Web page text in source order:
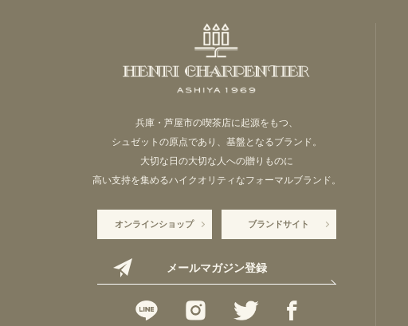
兵庫・芦屋市の喫茶店に起源をもつ、
シュゼットの原点であり、基盤となるブランド。
大切な日の大切な人への贈りものに
高い支持を集めるハイクオリティなフォーマルブランド。
オンラインショップ ブランドサイト
メールマガジン登録